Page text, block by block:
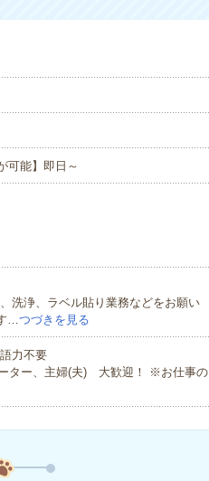
可能】即日～
洗浄、ラベル貼り業務などをお願い
…つづきを見る
力不要
ーター、主婦(夫) 大歓迎！ ※お仕事の